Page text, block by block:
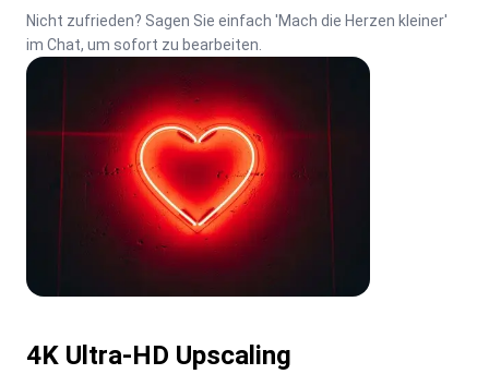
Nicht zufrieden? Sagen Sie einfach 'Mach die Herzen kleiner'
im Chat, um sofort zu bearbeiten.
4K Ultra-HD Upscaling